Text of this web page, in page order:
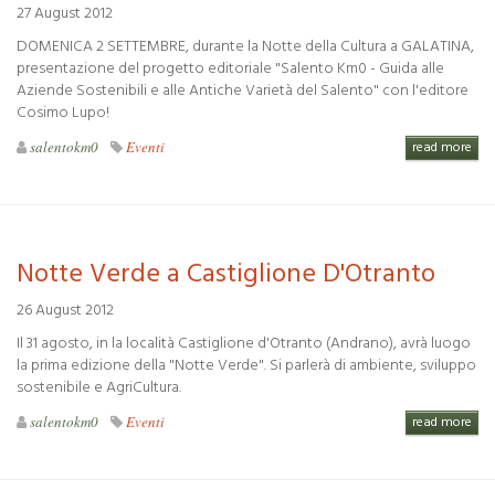
27 August 2012
DOMENICA 2 SETTEMBRE, durante la Notte della Cultura a GALATINA,
presentazione del progetto editoriale "Salento Km0 - Guida alle
Aziende Sostenibili e alle Antiche Varietà del Salento" con l'editore
Cosimo Lupo!
salentokm0 Eventi read more
Notte Verde a Castiglione D'Otranto
26 August 2012
Il 31 agosto, in la località Castiglione d'Otranto (Andrano), avrà luogo
la prima edizione della "Notte Verde". Si parlerà di ambiente, sviluppo
sostenibile e AgriCultura.
salentokm0 Eventi read more